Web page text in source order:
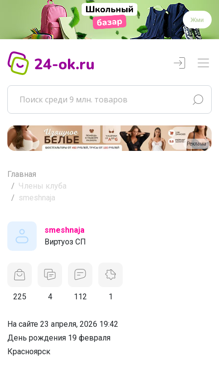
Жми
Реклама
Главная
Члены клуба
smeshnaja
smeshnaja
Виртуоз СП
225 4 112 1
На сайте 23 апреля, 2026 19:42
День рождения 19 февраля
Красноярск